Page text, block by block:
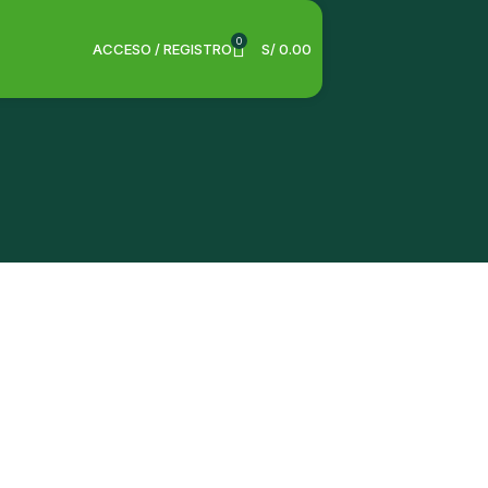
ACCESO / REGISTRO 0 S/0.00